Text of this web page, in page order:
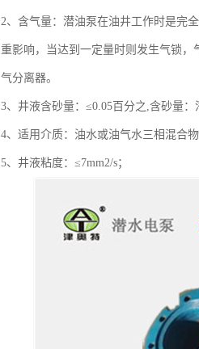
2、含气量：潜油泵在油井工作时是完
重影响，当达到一定量时则发生气锁
气分离器。
3、井液含砂量：≤0.05百分之,含砂量
4、适用介质：油水或油气水三相混合
5、井液粘度：≤7mm2/s；